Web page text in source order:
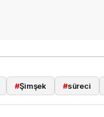
#Şimşek #süreci